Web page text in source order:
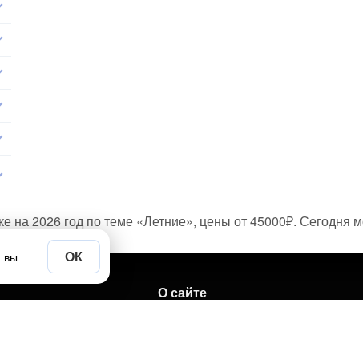
на 2026 год по теме «Летние», цены от 45000₽. Сегодня
О сайте
вы
ОК